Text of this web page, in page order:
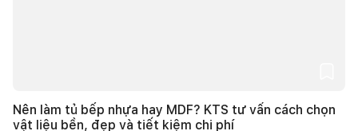
Nên làm tủ bếp nhựa hay MDF? KTS tư vấn cách chọn
vật liệu bền, đẹp và tiết kiệm chi phí